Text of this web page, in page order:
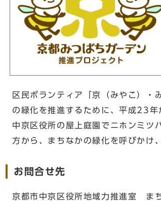
区民ボランティア「京（みやこ）・
の緑化を推進するために、平成23年
中京区役所の屋上庭園でニホンミツ
方から、まちなかの緑化を呼びかけ
お問合せ先
京都市中京区役所地域力推進室 ま